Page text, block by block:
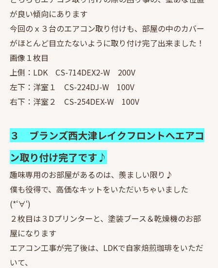
が良い傾向にあります
今回のｘ３台のエアコン取り付けも、部屋の中のカバー
がほとんど目立たないように取り付け完了出来ました！
画像１枚目
上側：LDK CS-714DEX2-W 200V
左下：洋室１ CS-224DJ-W 100V
右下：洋室２ CS-254DEX-W 100V
３ ブランズ西大津レイクフロントへエアコ
ン取り付け完了です♪
趣味専用のお部屋があるのは、羨ましい限り♪
僕も役得で、高価なキットをいただいちゃいました
(*‘∀‘)
２枚目は３Dプリンターと、塗装ブース＆乾燥機のお部
屋になります
エアコン工事が完了後は、LDKで自家焙煎珈琲をいただ
いて、